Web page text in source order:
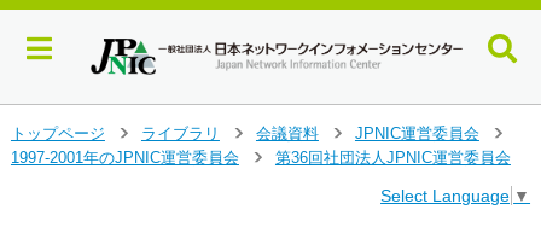
イ
トップページ
>
ライブラリ
>
会議資料
>
JPNIC運営委員会
>
1997-2001年のJPNIC運営委員会
第36回社団法人JPNIC運営委員会
Select Language ▼